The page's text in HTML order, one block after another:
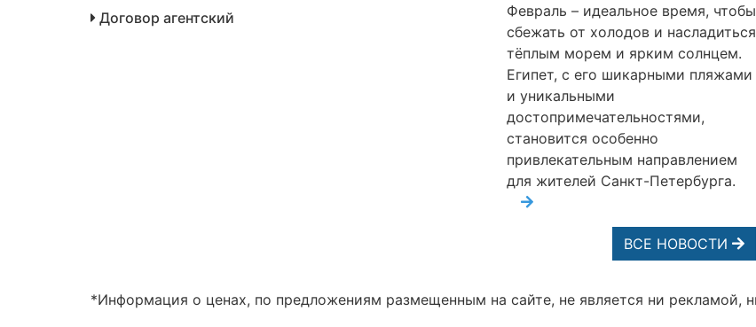
Договор агентский
Февраль – идеальное время, чтобы
сбежать от холодов и насладиться
тёплым морем и ярким солнцем.
Египет, с его шикарными пляжами
и уникальными
достопримечательностями,
становится особенно
привлекательным направлением
для жителей Санкт-Петербурга.
ВСЕ НОВОСТИ
*Информация о ценах, по предложениям размещенным на сайте, не является ни рекламой,